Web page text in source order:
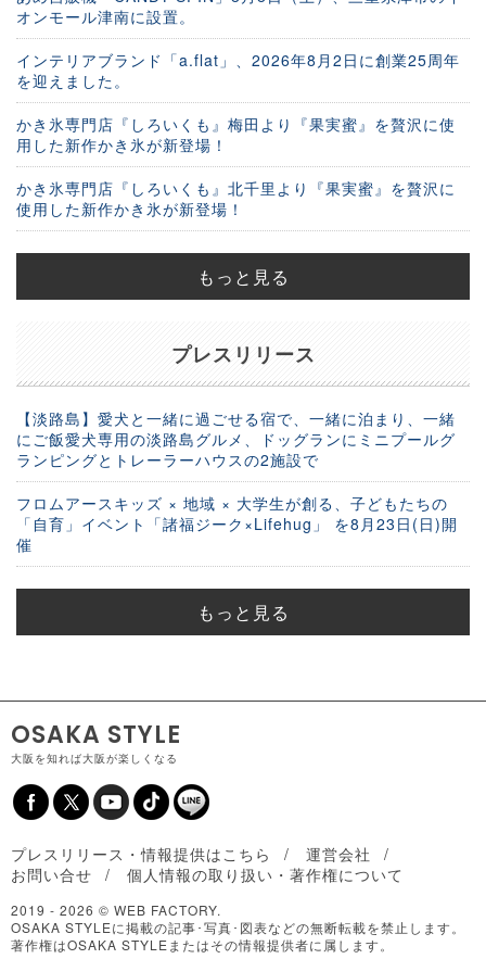
オンモール津南に設置。
インテリアブランド「a.flat」、2026年8月2日に創業25周年
を迎えました。
かき氷専門店『しろいくも』梅田より『果実蜜』を贅沢に使
用した新作かき氷が新登場！
かき氷専門店『しろいくも』北千里より『果実蜜』を贅沢に
使用した新作かき氷が新登場！
もっと見る
プレスリリース
【淡路島】愛犬と一緒に過ごせる宿で、一緒に泊まり、一緒
にご飯愛犬専用の淡路島グルメ、ドッグランにミニプールグ
ランピングとトレーラーハウスの2施設で
フロムアースキッズ × 地域 × 大学生が創る、子どもたちの
「自育」イベント「諸福ジーク×Lifehug」 を8月23日(日)開
催
もっと見る
OSAKA STYLE
大阪を知れば大阪が楽しくなる
プレスリリース・情報提供はこちら
運営会社
お問い合せ
個人情報の取り扱い・著作権について
2019 - 2026 © WEB FACTORY.
OSAKA STYLEに掲載の記事･写真･図表などの無断転載を禁止します。
著作権はOSAKA STYLEまたはその情報提供者に属します。